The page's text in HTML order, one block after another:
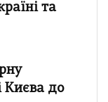
та
Києва до